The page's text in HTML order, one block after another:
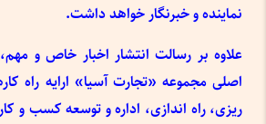
نماینده و خبرنگار خواهد داشت.
علاوه بر رسالت انتشار اخبار خاص و
اصلی مجموعه «تجارت آسیا» ارایه راه
ریزی، راه اندازی، اداره و توسعه کسب و